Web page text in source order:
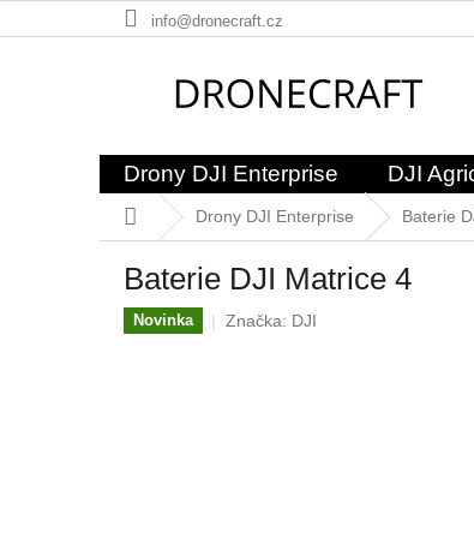
na
info@dronecraft.cz
Drony DJI Enterprise DJI
Domů Drony DJI Enterprise Baterie
Baterie DJI Matrice 4
Novinka Značka: DJI